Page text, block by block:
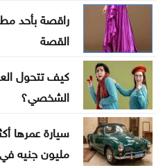
الله والبيرة
بالشراكة مع القطاع الخاص
إيران تشترط ستة بنود
تراقب التنفيذ
راقصة بأحد
القصة
كيف تتحول
الشخصي؟
مليون جنيه